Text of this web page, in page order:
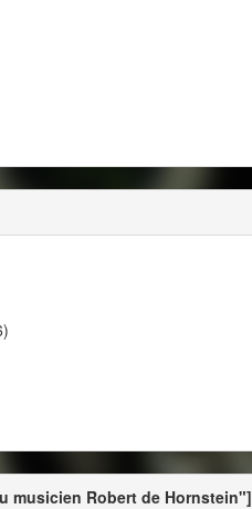
musicien Robert de Hornstein"]